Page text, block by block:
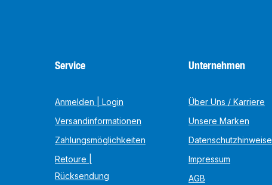
Service
Anmelden | Login
Versandinformationen
Zahlungsmöglichkeiten
Retoure |
Rücksendung
Unternehmen
Über Uns / Karriere
Unsere Marken
Datenschutzhinweise
Impressum
AGB